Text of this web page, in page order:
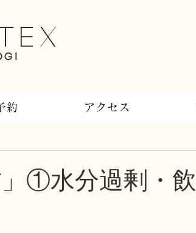
約 アクセス
①水分過剰・飲